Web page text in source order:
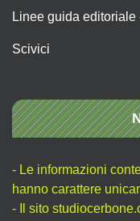
Linee guida
Scivici
- Le informazioni
hanno carattere
- Il sito